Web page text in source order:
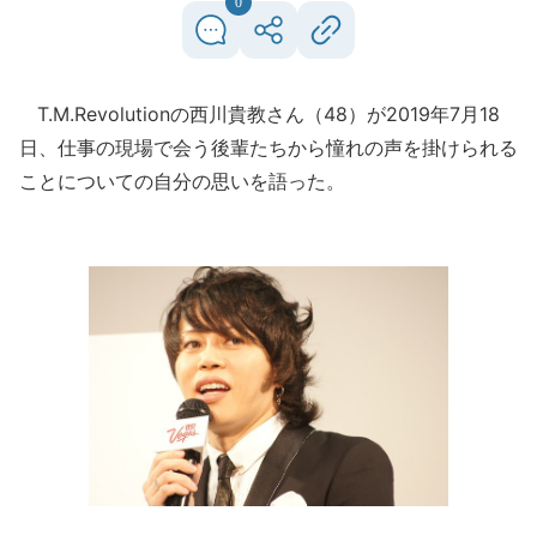
T.M.Revolutionの西川貴教さん（48）が2019年7月18
日、仕事の現場で会う後輩たちから憧れの声を掛けられる
ことについての自分の思いを語った。